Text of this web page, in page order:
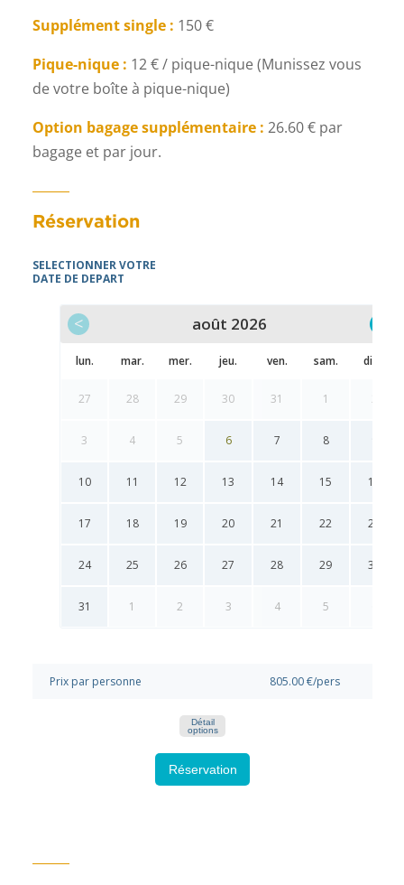
Supplément single : 150 €
Pique-nique : 12 € / pique-nique (Munissez vous
de votre boîte à pique-nique)
Option bagage supplémentaire : 26.60 € par
bagage et par jour.
Réservation